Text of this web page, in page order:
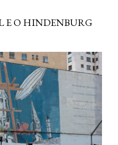
E O HINDENBURG